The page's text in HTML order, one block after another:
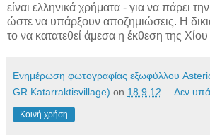
είναι ελληνικά χρήματα - για να πάρει
ώστε να υπάρξουν αποζημιώσεις. Η
το να κατατεθεί άμεσα η έκθεση της Χίου
Ενημέρωση φωτογραφίας εξωφύλλου
GR Katarraktisvillage) on 18.9.12 Δεν
Κοινή χρήση